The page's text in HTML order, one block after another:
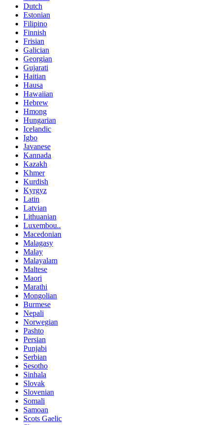
Dutch
Estonian
Filipino
Finnish
Frisian
Galician
Georgian
Gujarati
Haitian
Hausa
Hawaiian
Hebrew
Hmong
Hungarian
Icelandic
Igbo
Javanese
Kannada
Kazakh
Khmer
Kurdish
Kyrgyz
Latin
Latvian
Lithuanian
Luxembou..
Macedonian
Malagasy
Malay
Malayalam
Maltese
Maori
Marathi
Mongolian
Burmese
Nepali
Norwegian
Pashto
Persian
Punjabi
Serbian
Sesotho
Sinhala
Slovak
Slovenian
Somali
Samoan
Scots Gaelic